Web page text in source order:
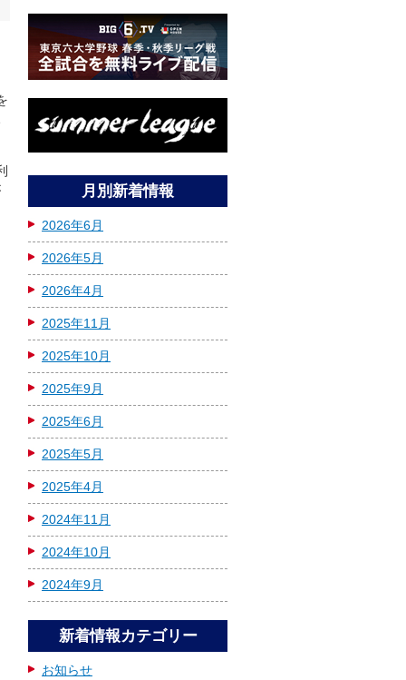
月別新着情報
2026年6月
2026年5月
2026年4月
2025年11月
2025年10月
2025年9月
2025年6月
2025年5月
2025年4月
2024年11月
2024年10月
2024年9月
新着情報カテゴリー
お知らせ